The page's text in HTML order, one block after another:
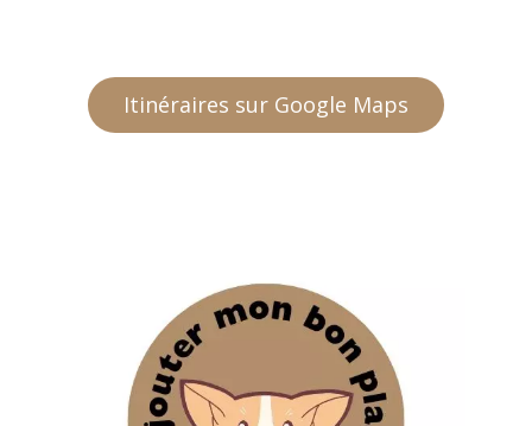
Itinéraires sur Google Maps